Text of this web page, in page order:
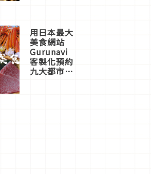
用日本最大
美食網站
Gurunavi
客製化預約
九大都市餐